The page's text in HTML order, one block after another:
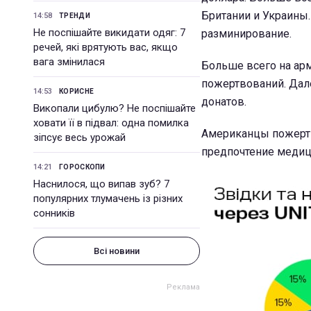
14:58 ТРЕНДИ
Не поспішайте викидати одяг: 7
речей, які врятують вас, якщо
вага змінилася
14:53 КОРИСНЕ
Викопали цибулю? Не поспішайте
ховати її в підвал: одна помилка
зіпсує весь урожай
14:21 ГОРОСКОПИ
Наснилося, що випав зуб? 7
популярних тлумачень із різних
сонників
Всі новини
Британии и
разминирование.
Больше всего на
пожертвований.
донатов.
Американцы
предпочтение